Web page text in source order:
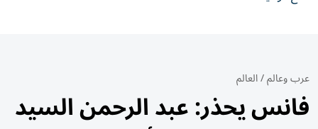
عرب وعالم/العالم
فانس يحذر: عبد الرحمن السيد